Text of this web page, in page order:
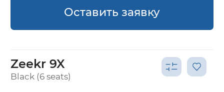
Оставить заявку
Zeekr 9X
Black (6 seats)